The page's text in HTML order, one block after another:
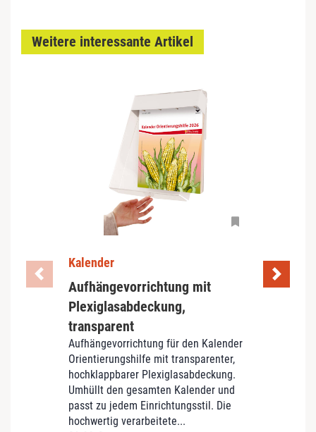
Weitere interessante Artikel
Kalender
Aufhängevorrichtung mit
Plexiglasabdeckung,
transparent
Aufhängevorrichtung für den Kalender
Orientierungshilfe mit transparenter,
hochklappbarer Plexiglasabdeckung.
Umhüllt den gesamten Kalender und
passt zu jedem Einrichtungsstil. Die
hochwertig verarbeitete...
Die